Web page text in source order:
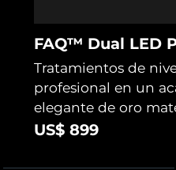
FAQ™ Dual LED
Tratamientos de
profesional en un
elegante de oro
US$ 899